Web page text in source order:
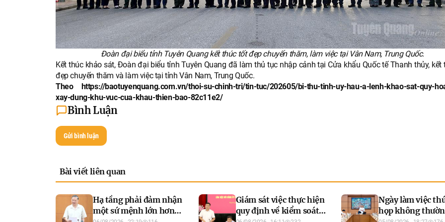
Đoàn đại biểu tỉnh Tuyên Quang kết thúc tốt đẹp chuyến thăm, làm việc tại Vân Nam, Trung Quốc.
Kết thúc khảo sát, Đoàn đại biểu tỉnh Tuyên Quang đã làm thủ tục nhập cảnh tại Cửa khẩu Quốc tế Thanh thủy, kết
đẹp chuyến thăm và làm việc tại tỉnh Vân Nam, Trung Quốc.
Theo https://baotuyenquang.com.vn/thoi-su-chinh-tri/tin-tuc/202605/bi-thu-tinh-uy-hau-a-lenh-khao-sat-quy-
xay-dung-khu-vuc-cua-khau-thien-bao-82c11e2/
Bình Luận
Gửi bình luận
Bài viết liên quan
Hạ tầng phải đảm nhận
một sứ mệnh lớn hơn
Giám sát việc thực hiện
quy định về kiểm soát
Ngày làm việc
họp không